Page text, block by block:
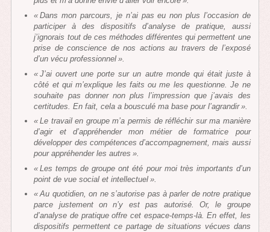
« Dans mon parcours, je n’ai pas eu non plus l’occasion de
participer à des dispositifs d’analyse de pratique, aussi
j’ignorais tout de ces méthodes différentes qui permettent une
prise de conscience de nos actions au travers de l’exposé
d’un vécu professionnel ».
« J’ai ouvert une porte sur un autre monde qui était juste à
côté et qui m’explique les faits ou me les questionne. Je ne
souhaite pas donner non plus l’impression que j’avais des
certitudes. En fait, cela a bousculé ma base pour l’agrandir ».
« Le travail en groupe m’a permis de réfléchir sur ma manière
d’agir et d’appréhender mon métier de formatrice pour
développer des compétences d’accompagnement, mais aussi
pour appréhender les autres ».
« Les temps de groupe ont été pour moi très importants d’un
point de vue social et intellectuel ».
« Au quotidien, on ne s’autorise pas à parler de notre pratique
parce justement on n’y est pas autorisé. Or, le groupe
d’analyse de pratique offre cet espace-temps-là. En effet, les
dispositifs permettent ce partage de situations vécues dans